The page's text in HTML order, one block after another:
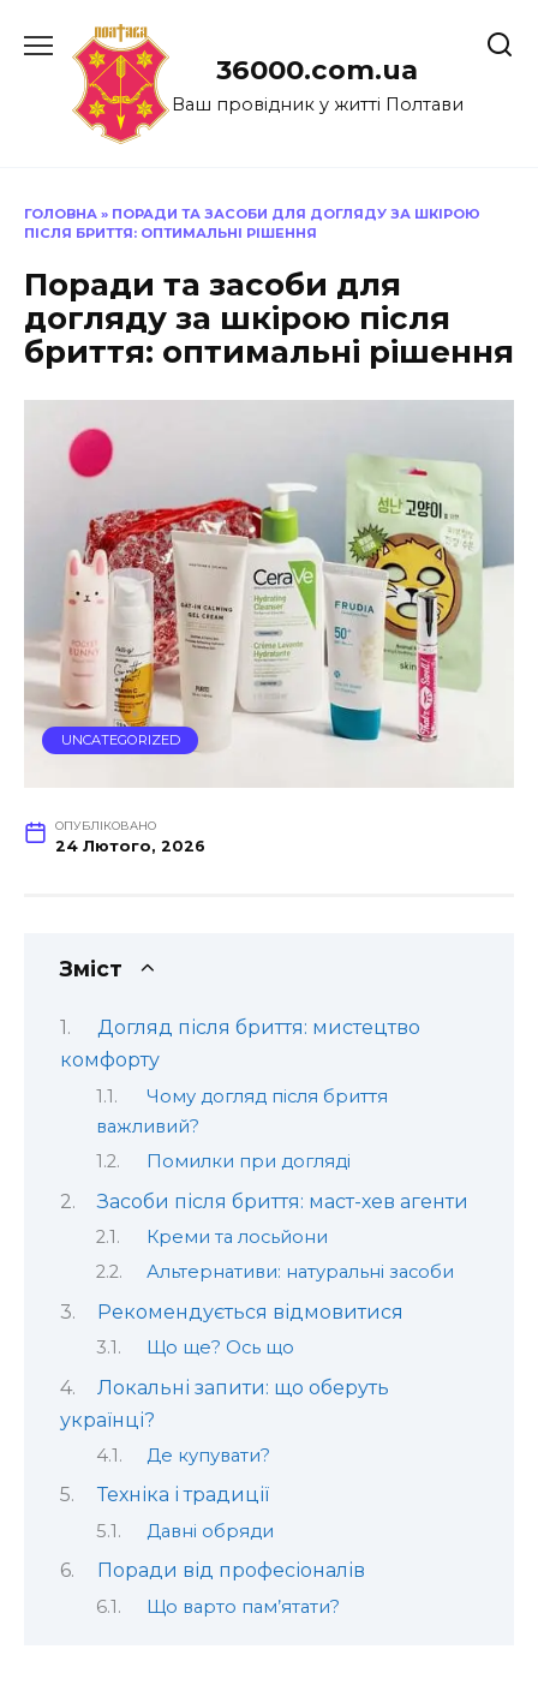
до
36000.com.ua
Ваш провідник у житті Полтави
ГОЛОВНА » ПОРАДИ ТА ЗАСОБИ ДЛЯ ДОГЛЯДУ ЗА ШКІРОЮ
ПІСЛЯ БРИТТЯ: ОПТИМАЛЬНІ РІШЕННЯ
Поради та засоби для
догляду за шкірою після
бриття: оптимальні рішення
UNCATEGORIZED
ОПУБЛІКОВАНО
24 Лютого, 2026
Зміст
Догляд після бриття: мистецтво
комфорту
Чому догляд після бриття
важливий?
Помилки при догляді
Засоби після бриття: маст-хев агенти
Креми та лосьйони
Альтернативи: натуральні засоби
Рекомендується відмовитися
Що ще? Ось що
Локальні запити: що оберуть
українці?
Де купувати?
Техніка і традиції
Давні обряди
Поради від професіоналів
Що варто пам’ятати?